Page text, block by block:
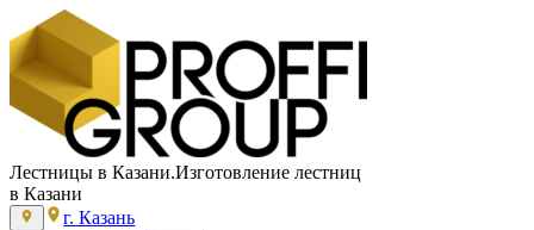
Лестницы в Казани.Изготовление лестниц
в Казани
г. Казань